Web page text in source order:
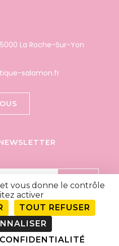
La Roche-Sur-Yon
salomon.fr
et vous donne le contrôle
activer
TOUT REFUSER